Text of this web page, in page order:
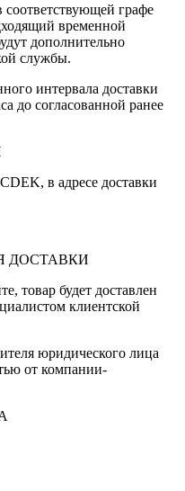
графе
временной
дополнительно
службы.
интервала доставки
до согласованной ранее
в адресе доставки
ДОСТАВКИ
товар будет доставлен
клиентской
юридического лица
от компании-